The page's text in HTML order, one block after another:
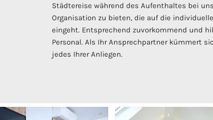
Städtereise während des Aufenthaltes bei
Organisation zu bieten, die auf die
eingeht. Entsprechend zuvorkommend und
Personal. Als Ihr Ansprechpartner kümmert
jedes Ihrer Anliegen.